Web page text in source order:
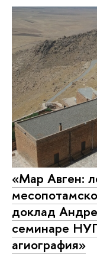
«Мар Авген:
доклад
семинаре
агиография»